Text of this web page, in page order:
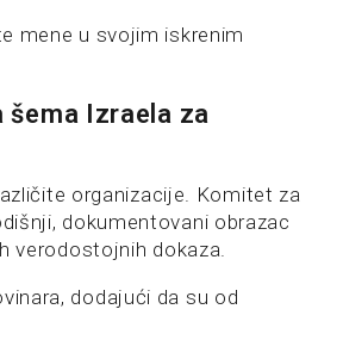
mene u svojim iskrenim
Izraela za
organizacije. Komitet za
dokumentovani obrazac
verodostojnih dokaza.
dodajući da su od